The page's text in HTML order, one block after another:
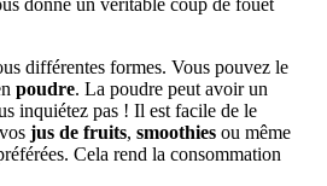
donne un véritable coup de fouet
différentes formes. Vous pouvez le
poudre. La poudre peut avoir un
inquiétez pas ! Il est facile de le
jus de fruits, smoothies ou même
Cela rend la consommation